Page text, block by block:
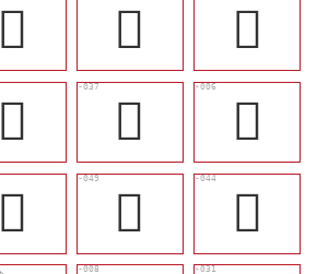
𣂨 󷀊
󷀒
󷀕 󷀈
𣃊
󶿽 󷀔
󷀏